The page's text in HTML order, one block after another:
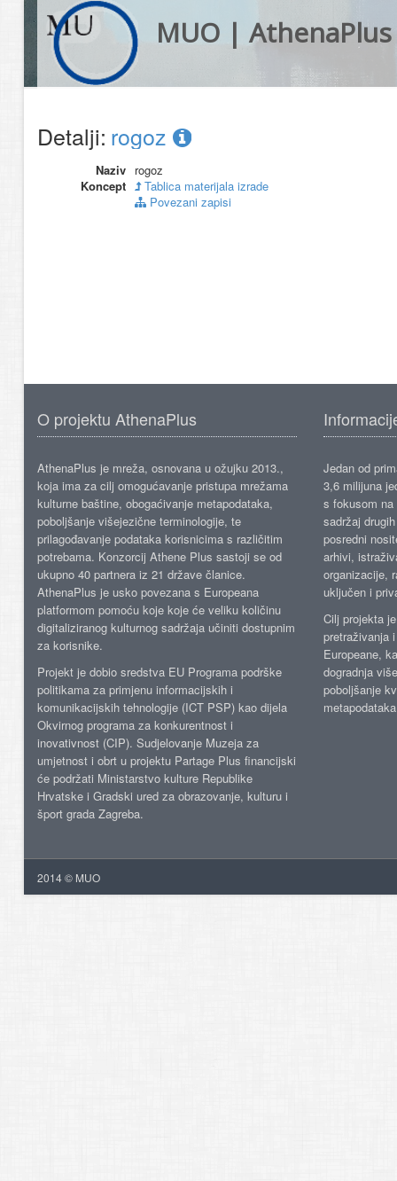
MUO | AthenaPlus
Detalji: rogoz
Naziv rogoz
Koncept
Tablica materijala izrade
Povezani zapisi
O projektu AthenaPlus
AthenaPlus je mreža, osnovana u ožujku 2013.,
koja ima za cilj omogućavanje pristupa mrežama
kulturne baštine, obogaćivanje metapodataka,
poboljšanje višejezične terminologije, te
prilagođavanje podataka korisnicima s različitim
potrebama. Konzorcij Athene Plus sastoji se od
ukupno 40 partnera iz 21 države članice.
AthenaPlus je usko povezana s Europeana
platformom pomoću koje koje će veliku količinu
digitaliziranog kulturnog sadržaja učiniti dostupnim
za korisnike.
Projekt je dobio sredstva EU Programa podrške
politikama za primjenu informacijskih i
komunikacijskih tehnologije (ICT PSP) kao dijela
Okvirnog programa za konkurentnost i
inovativnost (CIP). Sudjelovanje Muzeja za
umjetnost i obrt u projektu Partage Plus financijski
će podržati Ministarstvo kulture Republike
Hrvatske i Gradski ured za obrazovanje, kulturu i
šport grada Zagreba.
Jedan od
3,6 milijuna
s fokusom
sadržaj
posredni
arhivi,
organizacije,
uključen i
Cilj projekta
pretraživanja
Europeane,
dogradnja
poboljšanje
2014 © MUO